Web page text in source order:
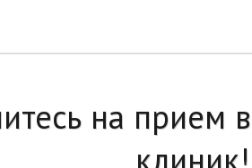
на прием
клиник!